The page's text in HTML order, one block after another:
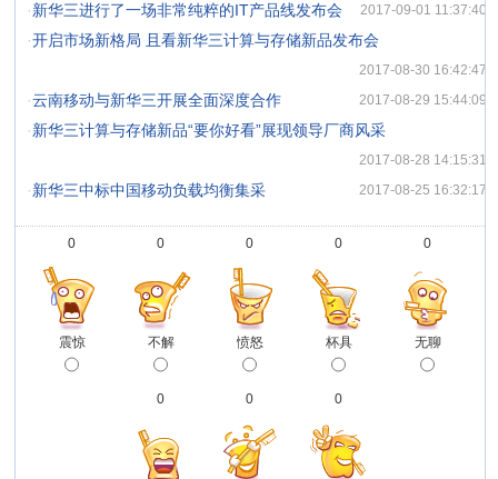
·新华三进行了一场非常纯粹的IT产品线发布会 2017-09-01 11:37:40
·开启市场新格局 且看新华三计算与存储新品发布会
2017-08-30 16:42:47
·云南移动与新华三开展全面深度合作 2017-08-29 15:44:09
·新华三计算与存储新品“要你好看”展现领导厂商风采
2017-08-28 14:15:31
·新华三中标中国移动负载均衡集采 2017-08-25 16:32:17
0
震惊
0
不解
0
愤怒
0
杯具
0
无聊
0 0 0